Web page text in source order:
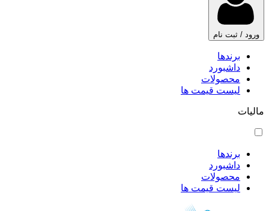
ورود / ثبت نام
برندها
داشبورد
محصولات
لیست قیمت ها
مالیات
برندها
داشبورد
محصولات
لیست قیمت ها